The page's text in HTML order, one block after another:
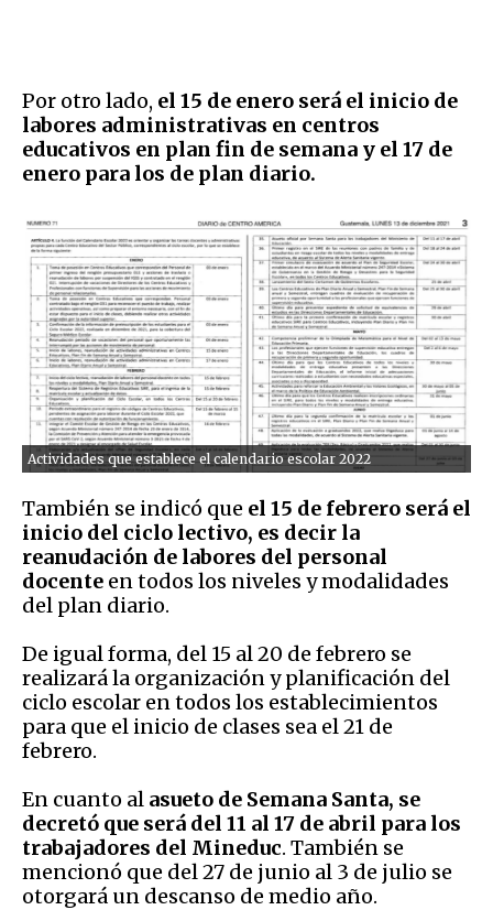
Por otro lado, el 15 de enero será el inicio de
labores administrativas en centros
educativos en plan fin de semana y el 17 de
enero para los de plan diario.
Actividades que establece el calendario escolar 2022
También se indicó que el 15 de febrero será el
inicio del ciclo lectivo, es decir la
reanudación de labores del personal
docente en todos los niveles y modalidades
del plan diario.
De igual forma, del 15 al 20 de febrero se
realizará la organización y planificación del
ciclo escolar en todos los establecimientos
para que el inicio de clases sea el 21 de
febrero.
En cuanto al asueto de Semana Santa, se
decretó que será del 11 al 17 de abril para los
trabajadores del Mineduc. También se
mencionó que del 27 de junio al 3 de julio se
otorgará un descanso de medio año.